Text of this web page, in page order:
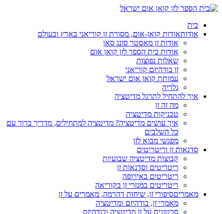
בית
אודותאודות קואן-אום, מסורת זן קוריאני בארץ ובעולם
אודות זן מאסטר סונג סאן
אודות בית הספר לזן קואן אום
שאלות נפוצות
זן בודהיזם קוריאני
עמותת קואן אום ישראל
גלריה
איך להתחיל לתרגל מדיטציה
מה זה זן
טכניקות מדיטציה
איך עושים מדיטציה? מדיטציה למתחילים, מדריך ברור עם
כל השלבים
מפגשי מבוא לזן
סדנאות זן וריטריטים
קבוצות מדיטציה שבועיות
ריטריטים וסדנאות זן
ריטריטים באירופה
ריטריטים במנזרי זן בקוריאה
מאמריםסיפורי זן, שיחות דהרמה, מאמרים על זן
מאמרי זן, בודהיזם ומדיטציה
סרטונים על זן מדיטציה ובודהיזם